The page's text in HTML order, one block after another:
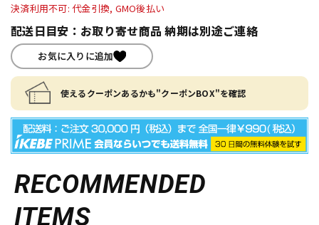
決済利用不可: 代金引換, GMO後払い
配送日目安：お取り寄せ商品 納期は別途ご連絡
お気に入りに追加
使えるクーポンあるかも"クーポンBOX"を確認
RECOMMENDED
ITEMS